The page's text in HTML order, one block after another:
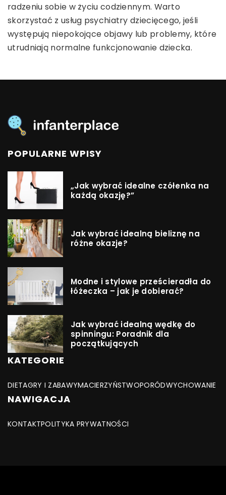
radzeniu sobie w życiu codziennym. Warto
skorzystać z usług psychiatry dziecięcego, jeśli
występują niepokojące objawy lub problemy, które
utrudniają normalne funkcjonowanie dziecka.
POPULARNE WPISY
„Jak wybrać idealne czółenka na
każdą okazję?”
Jak wybrać idealną bieliznę na
różne okazje?
Modne i stylowe prześcieradła do
łóżeczka – jak je dobierać?
Jak wybrać idealną wędkę do
spinningu: Poradnik dla
początkujących
KATEGORIE
DIETAGRY I ZABAWYMACIERZYŃSTWOPORÓDWYCHOWANIE
NAWIGACJA
KONTAKTPOLITYKA PRYWATNOŚCI